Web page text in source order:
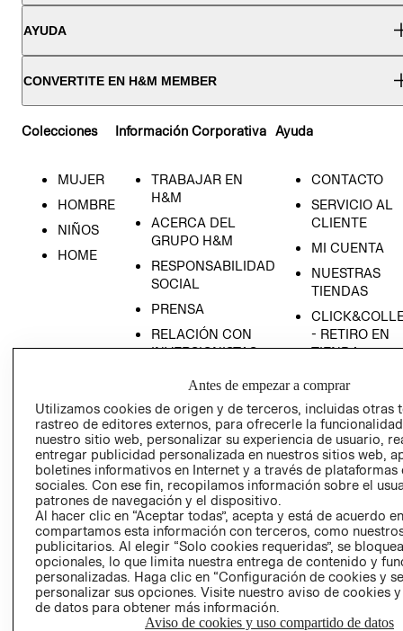
AYUDA
CONVERTITE EN H&M MEMBER
Colecciones
MUJER
HOMBRE
NIÑOS
HOME
Información Corporativa
TRABAJAR EN
H&M
ACERCA DEL
GRUPO H&M
RESPONSABILIDAD
SOCIAL
PRENSA
RELACIÓN CON
INVERSIONISTAS
POLÍTICA
EMPRESARIAL
Ayuda
CONTACTO
SERVICIO AL
CLIENTE
MI CUENTA
NUESTRAS
TIENDAS
- RETIRO EN
TIENDA
CONDICIONES
AVISO DE
PRIVACIDAD
GIFT CARD
AVISO DE
Antes de empezar a comprar
Utilizamos cookies de origen y de terceros, incluidas otras
rastreo de editores externos, para ofrecerle la
nuestro sitio web, personalizar su experiencia de usuario,
entregar publicidad personalizada en nuestros sitios web,
boletines informativos en Internet y a través de plataformas
sociales. Con ese fin, recopilamos información sobre el
patrones de navegación y el dispositivo.
Al hacer clic en “Aceptar todas”, acepta y está de acuerdo
compartamos esta información con terceros, como
publicitarios. Al elegir “Solo cookies requeridas”, se
opcionales, lo que limita nuestra entrega de contenido y
personalizadas. Haga clic en “Configuración de cookies y
personalizar sus opciones. Visite nuestro aviso de cookies
de datos para obtener más información.
Aviso de cookies y uso compartido de datos